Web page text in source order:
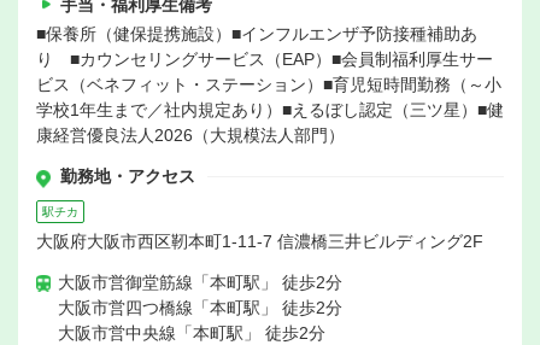
手当・福利厚生備考
■保養所（健保提携施設）■インフルエンザ予防接種補助あ
り ■カウンセリングサービス（EAP）■会員制福利厚生サー
ビス（ベネフィット・ステーション）■育児短時間勤務（～小
学校1年生まで／社内規定あり）■えるぼし認定（三ツ星）■健
康経営優良法人2026（大規模法人部門）
勤務地・アクセス
駅チカ
大阪府大阪市西区靭本町1-11-7 信濃橋三井ビルディング2F
大阪市営御堂筋線「本町駅」 徒歩2分
大阪市営四つ橋線「本町駅」 徒歩2分
大阪市営中央線「本町駅」 徒歩2分